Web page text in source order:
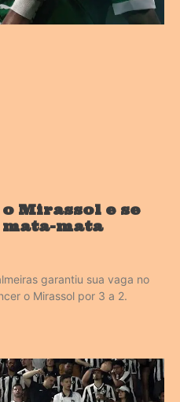
Mirassol e se
mata
garantiu sua vaga no
o Mirassol por 3 a 2.